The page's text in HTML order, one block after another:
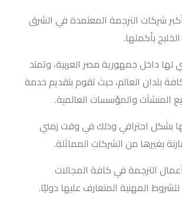
شركات الترجمة المعتمدة في الشرق
بأكملها.
لها داخل جمهورية مصر العربية، وتمتد
بلدان العالم، حيث تقوم بتقديم خدمة
المنشآت والمؤسسات العالمية.
بشكل احترافي وذلك في وقت زمني
بغيرها من الشركات المماثلة.
الترجمة في كافة المجالات
المهنية المتعارف عليها دوليًا.